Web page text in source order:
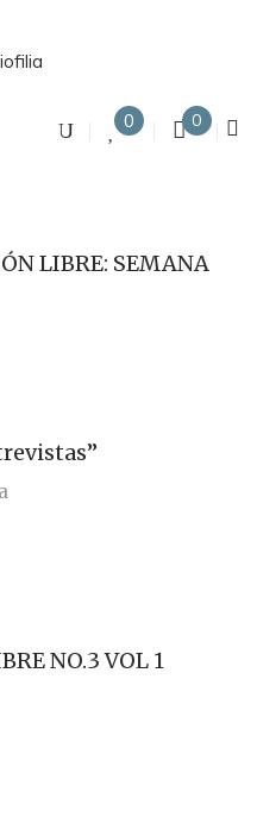
0 0
LIBRE: SEMANA
NO.3 VOL 1